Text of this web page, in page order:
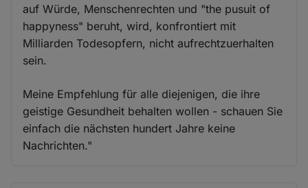
auf Würde, Menschenrechten und "the pusuit of
happyness" beruht, wird, konfrontiert mit
Milliarden Todesopfern, nicht aufrechtzuerhalten
sein.
Meine Empfehlung für alle diejenigen, die ihre
geistige Gesundheit behalten wollen - schauen Sie
einfach die nächsten hundert Jahre keine
Nachrichten."